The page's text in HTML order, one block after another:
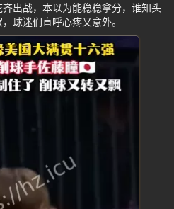
出战，本以为能稳稳拿分，谁知头
球迷们直呼心疼又意外。